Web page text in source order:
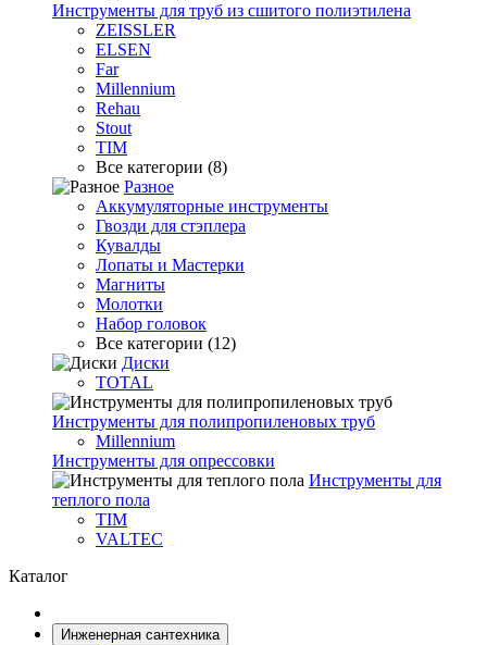
Инструменты для труб из сшитого полиэтилена
ZEISSLER
ELSEN
Far
Millennium
Rehau
Stout
TIM
Все категории (8)
Разное
Аккумуляторные инструменты
Гвозди для стэплера
Кувалды
Лопаты и Мастерки
Магниты
Молотки
Набор головок
Все категории (12)
Диски
TOTAL
Инструменты для полипропиленовых труб
Millennium
Инструменты для опрессовки
Инструменты для
теплого пола
TIM
VALTEC
Каталог
Инженерная сантехника